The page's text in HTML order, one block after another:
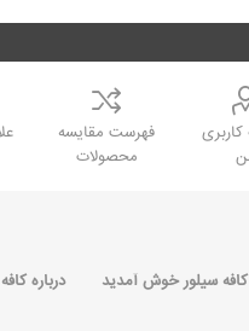
فهرست مقایسه
محصولات
سیلور خوش آمدید درباره